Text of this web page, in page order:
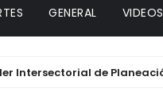
GENERAL VIDEOS
de Planeación